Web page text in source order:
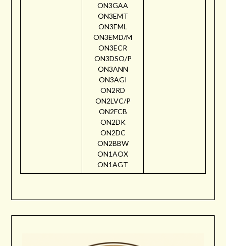
ON3GAA
ON3EMT
ON3EML
ON3EMD/M
ON3ECR
ON3DSO/P
ON3ANN
ON3AGI
ON2RD
ON2LVC/P
ON2FCB
ON2DK
ON2DC
ON2BBW
ON1AOX
ON1AGT